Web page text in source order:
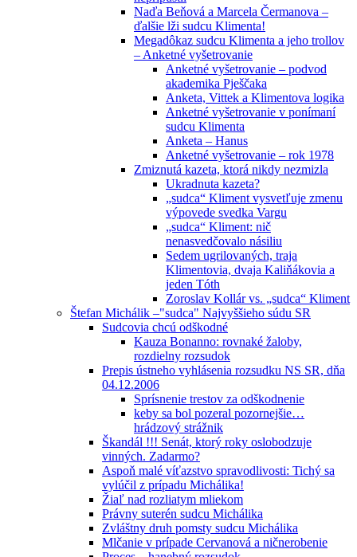
Naďa Beňová a Marcela Čermanova –
ďalšie lži sudcu Klimenta!
Megadôkaz sudcu Klimenta a jeho trollov
– Anketné vyšetrovanie
Anketné vyšetrovanie – podvod
akademika Pješčaka
Anketa, Vittek a Klimentova logika
Anketné vyšetrovanie v ponímaní
sudcu Klimenta
Anketa – Hanus
Anketné vyšetrovanie – rok 1978
Zmiznutá kazeta, ktorá nikdy nezmizla
Ukradnuta kazeta?
„sudca“ Kliment vysvetľuje zmenu
výpovede svedka Vargu
„sudca“ Kliment: nič
nenasvedčovalo násiliu
Sedem ugrilovaných, traja
Klimentovia, dvaja Kaliňákovia a
jeden Tóth
Zoroslav Kollár vs. „sudca“ Kliment
Štefan Michálik –"sudca" Najvyššieho súdu SR
Sudcovia chcú odškodné
Kauza Bonanno: rovnaké žaloby,
rozdielny rozsudok
Prepis ústneho vyhlásenia rozsudku NS SR, dňa
04.12.2006
Sprísnenie trestov za odškodnenie
keby sa bol pozeral pozornejšie…
hrádzový strážnik
Škandál !!! Senát, ktorý roky oslobodzuje
vinných. Zadarmo?
Aspoň malé víťazstvo spravodlivosti: Tichý sa
vylúčil z prípadu Michálika!
Žiaľ nad rozliatym mliekom
Právny suterén sudcu Michálika
Zvláštny druh pomsty sudcu Michálika
Mlčanie v prípade Cervanová a ničnerobenie